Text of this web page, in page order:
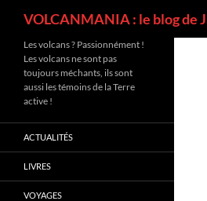
VOLCANMANIA : le blog de
Les volcans ? Passionnément !
Les volcans ne sont pas
toujours méchants, ils sont
aussi les témoins de la Terre
active !
ACTUALITÉS
LIVRES
VOYAGES